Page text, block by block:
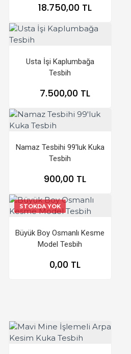
18.750,00 TL
Usta İşi Kaplumbağa
Tesbih
7.500,00 TL
Namaz Tesbihi 99'luk Kuka
Tesbih
900,00 TL
STOKDA YOK
Büyük Boy Osmanlı Kesme
Model Tesbih
0,00 TL